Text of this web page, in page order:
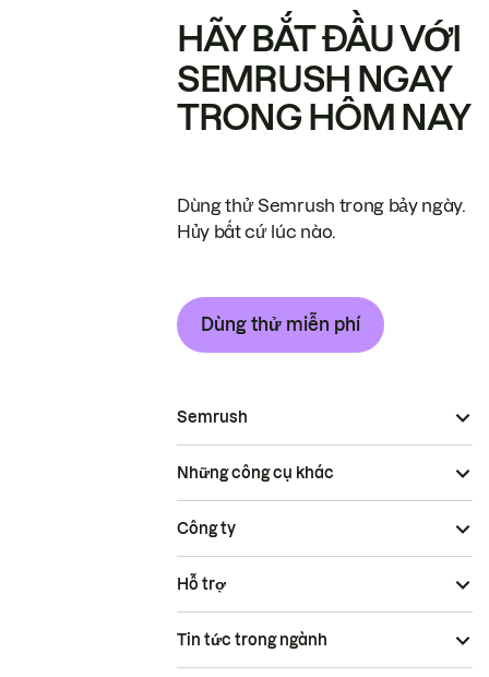
HÃY BẮT ĐẦU VỚI
SEMRUSH NGAY
TRONG HÔM NAY
Dùng thử Semrush trong bảy ngày.
Hủy bất cứ lúc nào.
Dùng thử miễn phí
Semrush
Những công cụ khác
Công ty
Hỗ trợ
Tin tức trong ngành